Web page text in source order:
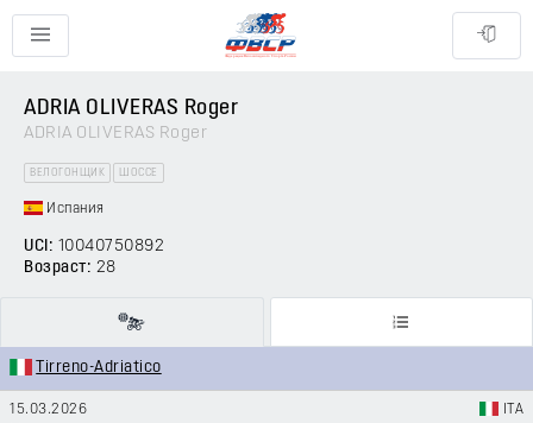
ADRIA OLIVERAS Roger
ADRIA OLIVERAS Roger
ВЕЛОГОНЩИК ШОССЕ
Испания
UCI: 10040750892
Возраст: 28
Tirreno-Adriatico
15.03.2026 ITA